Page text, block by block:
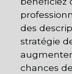
des
stratégie
chances de